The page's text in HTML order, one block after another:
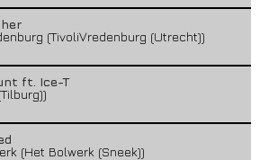
(TivoliVredenburg (Utrecht))
ft. Ice-T
(Het Bolwerk (Sneek))